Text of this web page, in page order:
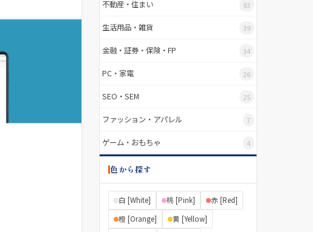
不動産・住まい 83
生活用品・雑貨 39
金融・証券・保険・FP 34
PC・家電 26
SEO・SEM 25
ファッション・アパレル 7
ゲーム・おもちゃ 4
色から探す
白 [White] 桃 [Pink]
赤 [Red]
橙 [Orange]
黄 [Yellow]